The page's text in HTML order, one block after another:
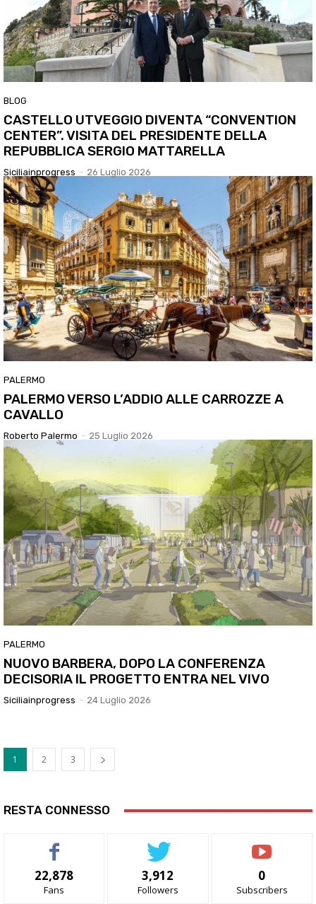
BLOG
CASTELLO UTVEGGIO DIVENTA “CONVENTION
CENTER”. VISITA DEL PRESIDENTE DELLA
REPUBBLICA SERGIO MATTARELLA
Siciliainprogress - 26 Luglio 2026
PALERMO
PALERMO VERSO L’ADDIO ALLE CARROZZE A
CAVALLO
Roberto Palermo - 25 Luglio 2026
PALERMO
NUOVO BARBERA, DOPO LA CONFERENZA
DECISORIA IL PROGETTO ENTRA NEL VIVO
Siciliainprogress - 24 Luglio 2026
1 2 3
RESTA CONNESSO
22,878
Fans
3,912
Followers
0
Subscribers